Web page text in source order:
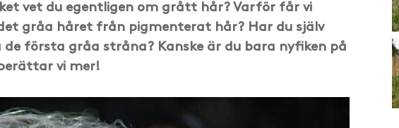
vet du egentligen om grått hår? Varför får vi
gråa håret från pigmenterat hår? Har du själv
första gråa stråna? Kanske är du bara nyfiken på
vi mer!